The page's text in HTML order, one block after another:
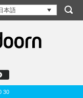
本語
30